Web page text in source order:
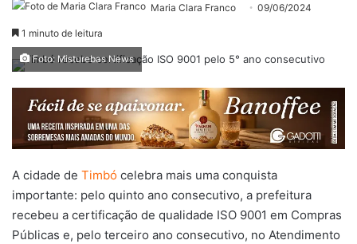
Maria Clara Franco 09/06/2024
1 minuto de leitura
Foto: Misturebas News
A cidade de Timbó celebra mais uma conquista
importante: pelo quinto ano consecutivo, a prefeitura
recebeu a certificação de qualidade ISO 9001 em Compras
Públicas e, pelo terceiro ano consecutivo, no Atendimento